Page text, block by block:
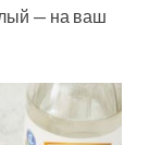
— на ваш